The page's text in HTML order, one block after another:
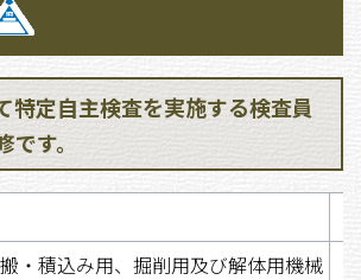
特定自主検査を実施する検査員
す。
・積込み用、掘削用及び解体用機械